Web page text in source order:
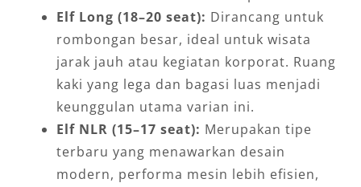
Elf Long (18–20 seat): Dirancang untuk
rombongan besar, ideal untuk wisata
jarak jauh atau kegiatan korporat. Ruang
kaki yang lega dan bagasi luas menjadi
keunggulan utama varian ini.
Elf NLR (15–17 seat): Merupakan tipe
terbaru yang menawarkan desain
modern, performa mesin lebih efisien,